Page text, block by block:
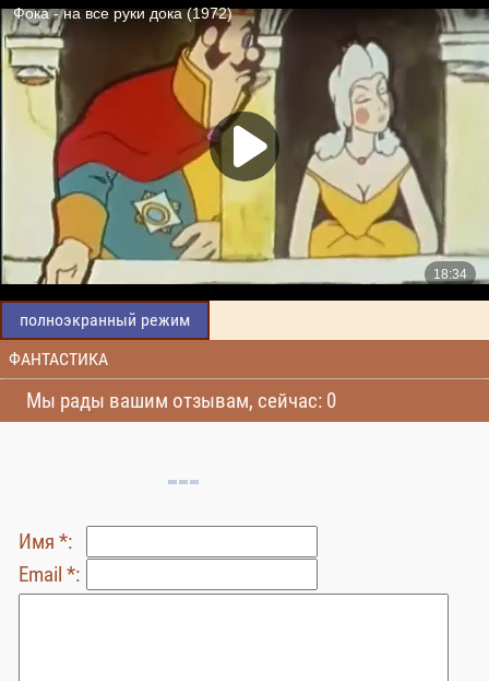
полноэкранный режим
ФАНТАСТИКА
Мы рады вашим отзывам, сейчас: 0
Имя *:
Email *: